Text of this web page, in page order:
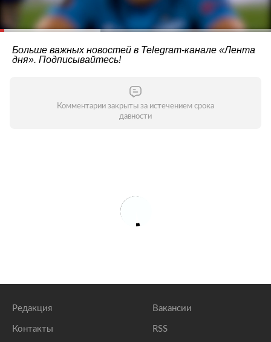
Больше важных новостей в Telegram-канале «Лента
дня». Подписывайтесь!
Комментарии закрыты за истечением срока
давности
Редакция
Контакты
Вакансии
RSS